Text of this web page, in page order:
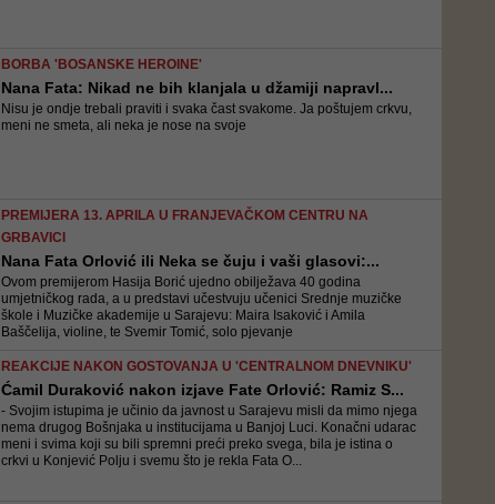
BORBA 'BOSANSKE HEROINE'
Nana Fata: Nikad ne bih klanjala u džamiji napravl...
Nisu je ondje trebali praviti i svaka čast svakome. Ja poštujem crkvu,
meni ne smeta, ali neka je nose na svoje
PREMIJERA 13. APRILA U FRANJEVAČKOM CENTRU NA
GRBAVICI
Nana Fata Orlović ili Neka se čuju i vaši glasovi:...
Ovom premijerom Hasija Borić ujedno obilježava 40 godina
umjetničkog rada, a u predstavi učestvuju učenici Srednje muzičke
škole i Muzičke akademije u Sarajevu: Maira Isaković i Amila
Baščelija, violine, te Svemir Tomić, solo pjevanje
REAKCIJE NAKON GOSTOVANJA U 'CENTRALNOM DNEVNIKU'
Ćamil Duraković nakon izjave Fate Orlović: Ramiz S...
- Svojim istupima je učinio da javnost u Sarajevu misli da mimo njega
nema drugog Bošnjaka u institucijama u Banjoj Luci. Konačni udarac
meni i svima koji su bili spremni preći preko svega, bila je istina o
crkvi u Konjević Polju i svemu što je rekla Fata O...